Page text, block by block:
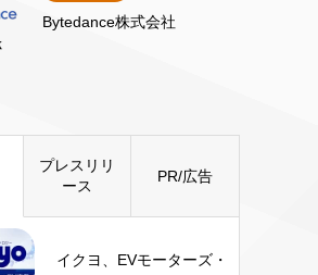
Bytedance株式会社
プレスリリ
ース
PR/広告
イクヨ、EVモーターズ・